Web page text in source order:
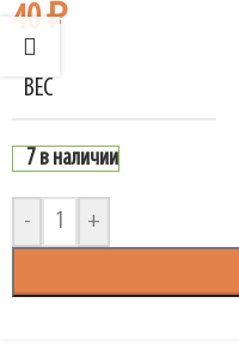
40₽
ВЕС
7 в наличии
- +